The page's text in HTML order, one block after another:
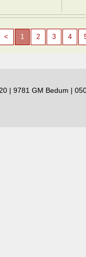
< 1 2 3 4
| 9781 GM Bedum |